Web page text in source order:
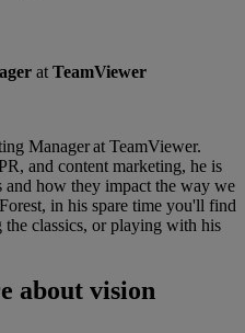
at TeamViewer
Manager at TeamViewer.
and content marketing, he is
and how they impact the way we
in his spare time you'll find
classics, or playing with his
about vision